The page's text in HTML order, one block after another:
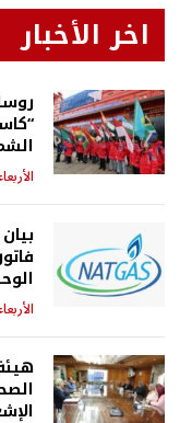
اخر الأخبار
الأربعاء، 5 أغسطس
الأربعاء، 5 أغسطس